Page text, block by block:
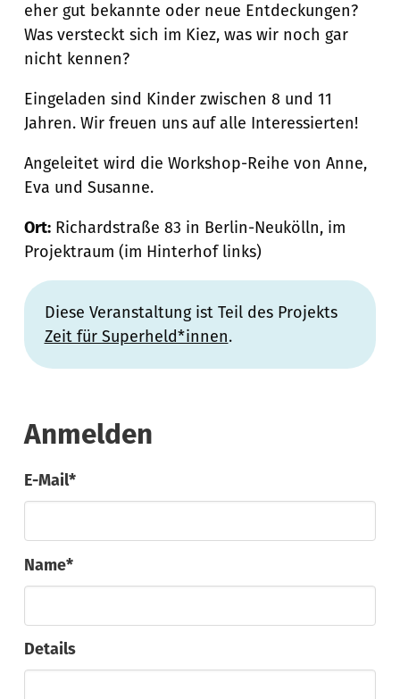
eher gut bekannte oder neue Entdeckungen?
Was versteckt sich im Kiez, was wir noch gar
nicht kennen?
Eingeladen sind Kinder zwischen 8 und 11
Jahren. Wir freuen uns auf alle Interessierten!
Angeleitet wird die Workshop-Reihe von Anne,
Eva und Susanne.
Ort: Richardstraße 83 in Berlin-Neukölln, im
Projektraum (im Hinterhof links)
Diese Veranstaltung ist Teil des Projekts
Zeit für Superheld*innen.
Anmelden
E-Mail*
Name*
Details